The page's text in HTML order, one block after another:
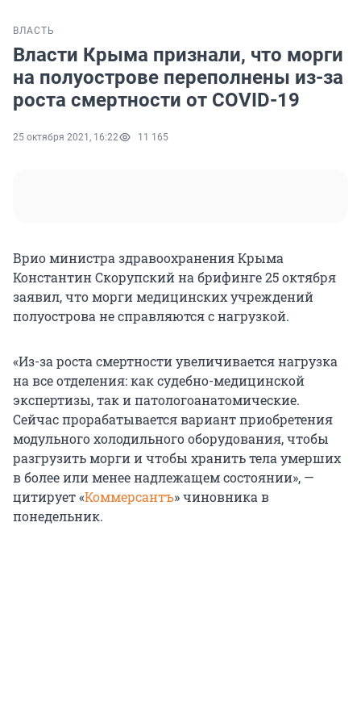
ВЛАСТЬ
Власти Крыма признали, что морги
на полуострове переполнены из-за
роста смертности от COVID-19
25 октября 2021, 16:22 11 165
Врио министра здравоохранения Крыма
Константин Скорупский на брифинге 25 октября
заявил, что морги медицинских учреждений
полуострова не справляются с нагрузкой.
«Из-за роста смертности увеличивается нагрузка
на все отделения: как судебно-медицинской
экспертизы, так и патологоанатомические.
Сейчас прорабатывается вариант приобретения
модульного холодильного оборудования, чтобы
разгрузить морги и чтобы хранить тела умерших
в более или менее надлежащем состоянии», —
цитирует «Коммерсантъ» чиновника в
понедельник.